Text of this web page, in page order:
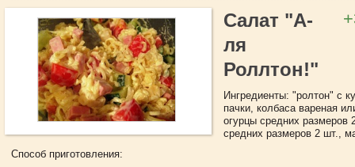
Салат "А-
ля
Роллтон!"
Ингредиенты: "ролтон" с
пачки, колбаса вареная
огурцы средних размеров
средних размеров 2 шт.,
Способ приготовления: